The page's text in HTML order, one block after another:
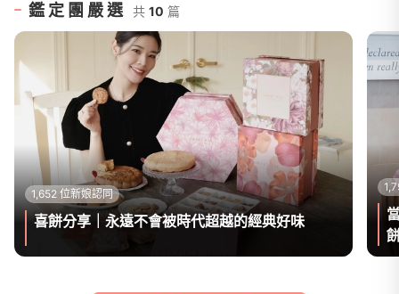
鑑定團嚴選 共 10 篇
1,652 位新娘認同
喜餅分享｜永遠不會被時代超越的經典好味